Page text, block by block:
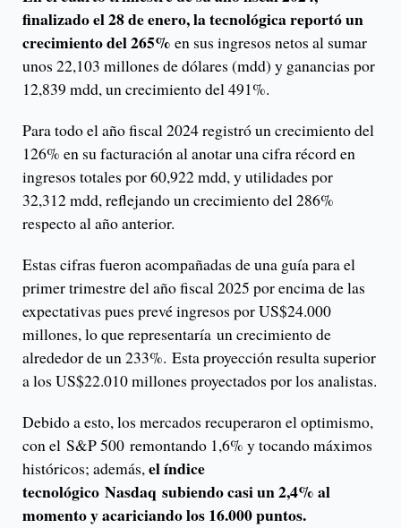
finalizado el 28 de enero, la tecnológica reportó un
crecimiento del 265% en sus ingresos netos al sumar
unos 22,103 millones de dólares (mdd) y ganancias por
12,839 mdd, un crecimiento del 491%.
Para todo el año fiscal 2024 registró un crecimiento del
126% en su facturación al anotar una cifra récord en
ingresos totales por 60,922 mdd, y utilidades por
32,312 mdd, reflejando un crecimiento del 286%
respecto al año anterior.
Estas cifras fueron acompañadas de una guía para el
primer trimestre del año fiscal 2025 por encima de las
expectativas pues prevé ingresos por US$24.000
millones, lo que representaría un crecimiento de
alrededor de un 233%. Esta proyección resulta superior
a los US$22.010 millones proyectados por los analistas.
Debido a esto, los mercados recuperaron el optimismo,
con el S&P 500 remontando 1,6% y tocando máximos
históricos; además,el índice
tecnológico Nasdaq subiendo casi un 2,4% al
momento y acariciando los 16.000 puntos.